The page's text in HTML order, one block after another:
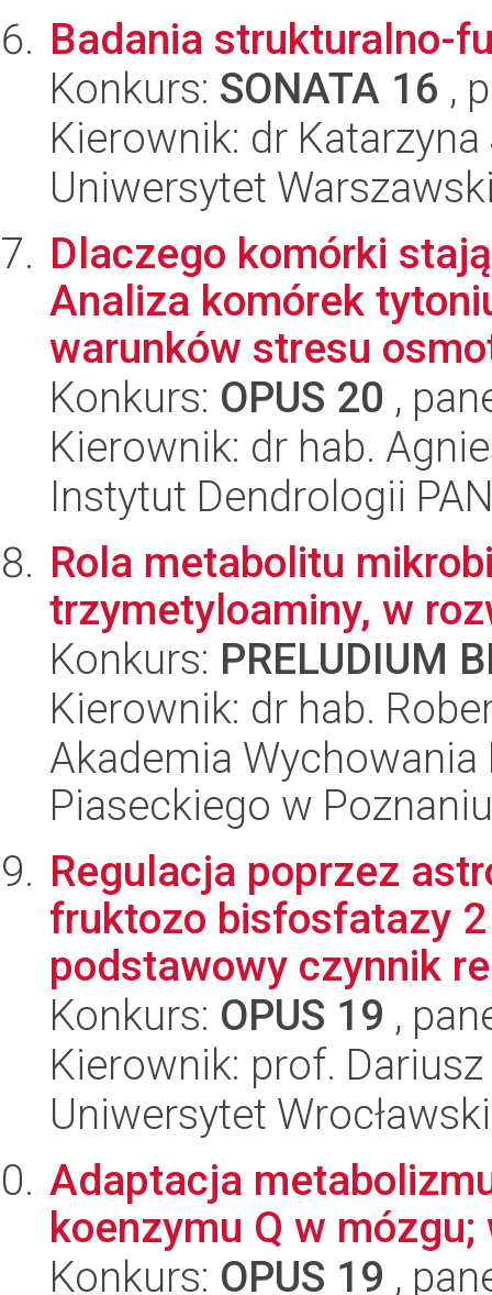
Badania strukturalno-
Konkurs: SONATA 16 ,
Kierownik: dr
Uniwersytet
Dlaczego komórki
Analiza komórek
warunków stresu
Konkurs: OPUS 20 ,
Kierownik: dr hab.
Instytut Dendrologii
Rola metabolitu
trzymetyloaminy, w
Konkurs: PRELUDIUM
Kierownik: dr hab.
Akademia
Piaseckiego w Poznaniu
Regulacja poprzez
fruktozo bisfosfatazy
podstawowy czynnik
Konkurs: OPUS 19 ,
Kierownik: prof. Dariusz
Uniwersytet
Adaptacja
koenzymu Q w mózgu;
Konkurs: OPUS 19 ,